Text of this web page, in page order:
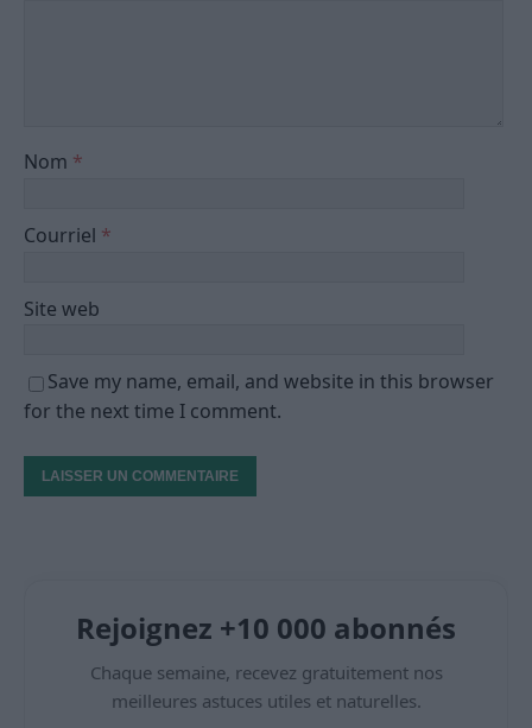
Nom *
Courriel *
Site web
Save my name, email, and website in this browser
for the next time I comment.
Rejoignez +10 000 abonnés
Chaque semaine, recevez gratuitement nos
meilleures astuces utiles et naturelles.